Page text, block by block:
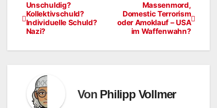
BeitragsnavigationMassenmord,
Domestic Terrorism
oder Amoklauf – USA
im Waffenwahn?
Unschuldig?
Kollektivschuld?
Individuelle Schuld?
Nazi?
Von Philipp Vollmer